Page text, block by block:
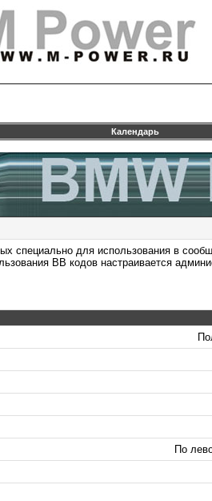
Календарь
специально для использования в
BB кодов настраивается
По